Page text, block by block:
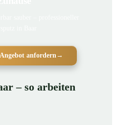
anfordern →
– so arbeiten